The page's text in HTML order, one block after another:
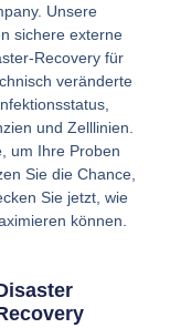
Unsere
sichere externe
Recovery für
veränderte
und Zelllinien.
um Ihre Proben
Sie die Chance,
Sie jetzt, wie
können.